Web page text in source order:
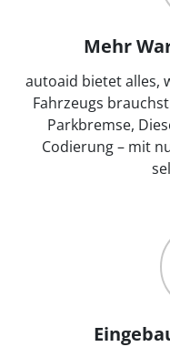
Mehr
autoaid bietet alles,
Fahrzeugs
Parkbremse,
Codierung – mit